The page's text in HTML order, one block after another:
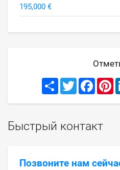
195,000 €
Share Twitter
Быстрый контакт
Позвоните нам